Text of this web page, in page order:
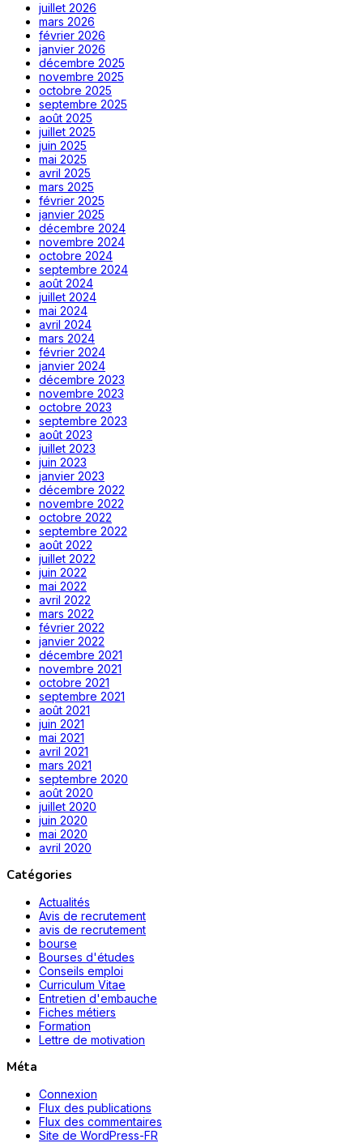
juillet 2026
mars 2026
février 2026
janvier 2026
décembre 2025
novembre 2025
octobre 2025
septembre 2025
août 2025
juillet 2025
juin 2025
mai 2025
avril 2025
mars 2025
février 2025
janvier 2025
décembre 2024
novembre 2024
octobre 2024
septembre 2024
août 2024
juillet 2024
mai 2024
avril 2024
mars 2024
février 2024
janvier 2024
décembre 2023
novembre 2023
octobre 2023
septembre 2023
août 2023
juillet 2023
juin 2023
janvier 2023
décembre 2022
novembre 2022
octobre 2022
septembre 2022
août 2022
juillet 2022
juin 2022
mai 2022
avril 2022
mars 2022
février 2022
janvier 2022
décembre 2021
novembre 2021
octobre 2021
septembre 2021
août 2021
juin 2021
mai 2021
avril 2021
mars 2021
septembre 2020
août 2020
juillet 2020
juin 2020
mai 2020
avril 2020
Catégories
Actualités
Avis de recrutement
avis de recrutement
bourse
Bourses d'études
Conseils emploi
Curriculum Vitae
Entretien d'embauche
Fiches métiers
Formation
Lettre de motivation
Méta
Connexion
Flux des publications
Flux des commentaires
Site de WordPress-FR